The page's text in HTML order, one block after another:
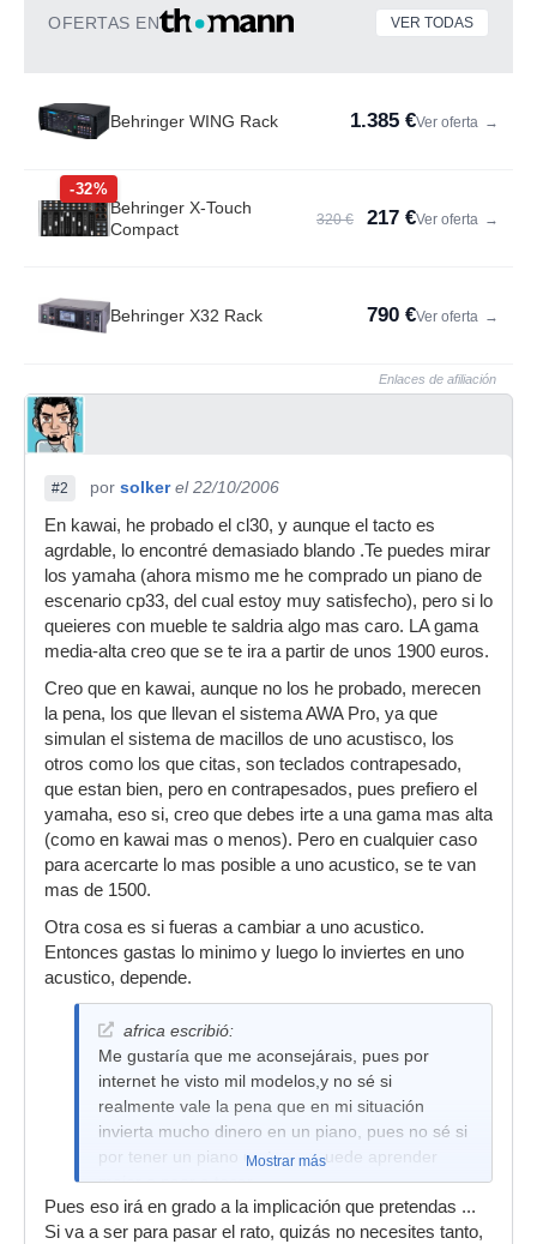
OFERTAS EN VER TODAS
Behringer WING Rack 1.385 €Ver oferta →
-32%
Behringer X-Touch
Compact
320 € 217 €Ver oferta →
Behringer X32 Rack 790 €Ver oferta →
Enlaces de afiliación
#2 por solker el 22/10/2006
En kawai, he probado el cl30, y aunque el tacto es
agrdable, lo encontré demasiado blando .Te puedes mirar
los yamaha (ahora mismo me he comprado un piano de
escenario cp33, del cual estoy muy satisfecho), pero si lo
queieres con mueble te saldria algo mas caro. LA gama
media-alta creo que se te ira a partir de unos 1900 euros.
Creo que en kawai, aunque no los he probado, merecen
la pena, los que llevan el sistema AWA Pro, ya que
simulan el sistema de macillos de uno acustisco, los
otros como los que citas, son teclados contrapesado,
que estan bien, pero en contrapesados, pues prefiero el
yamaha, eso si, creo que debes irte a una gama mas alta
(como en kawai mas o menos). Pero en cualquier caso
para acercarte lo mas posible a uno acustico, se te van
mas de 1500.
Otra cosa es si fueras a cambiar a uno acustico.
Entonces gastas lo minimo y luego lo inviertes en uno
acustico, depende.
africa escribió:
Me gustaría que me aconsejárais, pues por
internet he visto mil modelos,y no sé si
realmente vale la pena que en mi situación
invierta mucho dinero en un piano, pues no sé si
por tener un piano u otro se puede aprender
mejor o peor a tocar.
Mostrar más
Pues eso irá en grado a la implicación que pretendas ...
Si va a ser para pasar el rato, quizás no necesites tanto,